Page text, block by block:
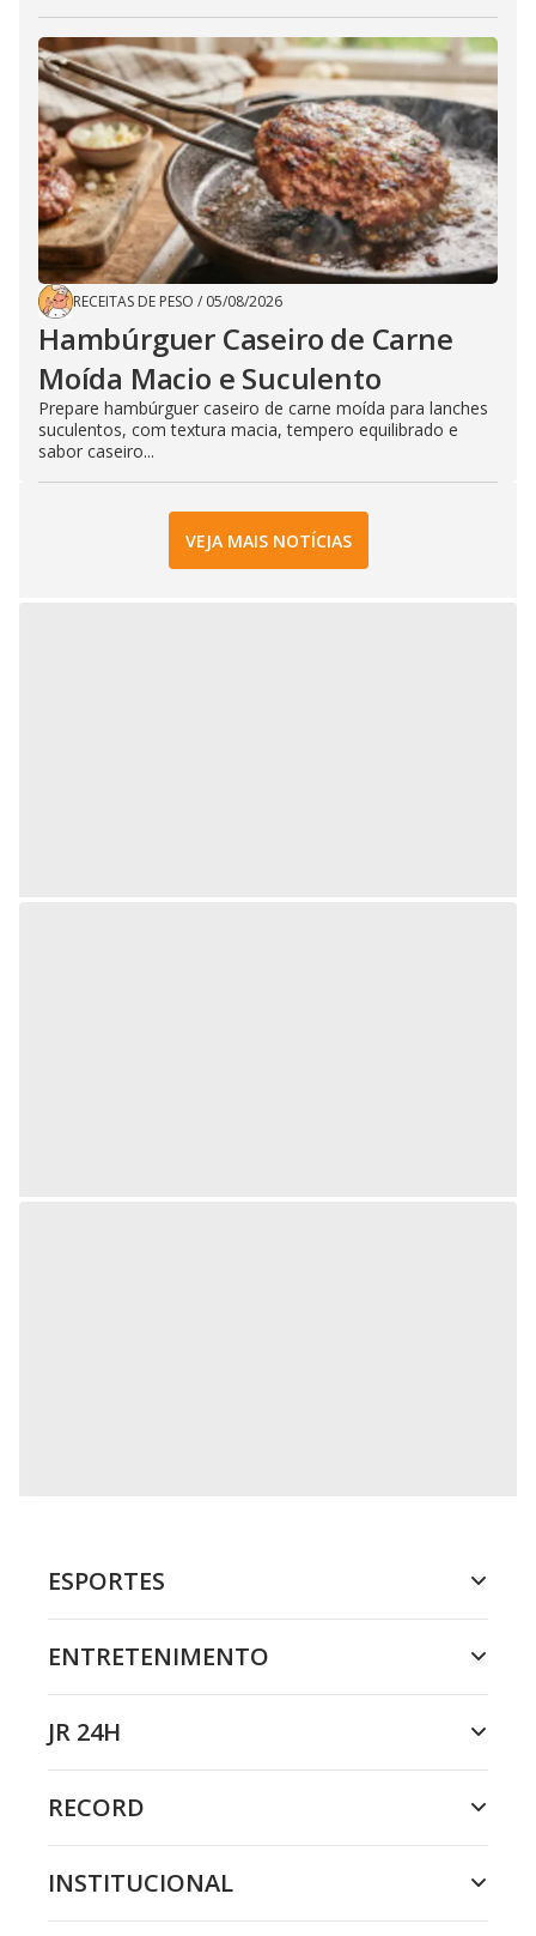
RECEITAS DE PESO / 05/08/2026
Hambúrguer Caseiro de Carne
Moída Macio e Suculento
Prepare hambúrguer caseiro de carne moída para lanches
suculentos, com textura macia, tempero equilibrado e
sabor caseiro...
VEJA MAIS NOTÍCIAS
ESPORTES
ENTRETENIMENTO
JR 24H
RECORD
INSTITUCIONAL